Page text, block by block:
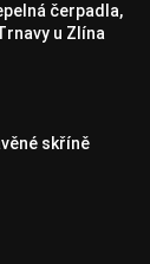
čerpadla,
u Zlína
skříně